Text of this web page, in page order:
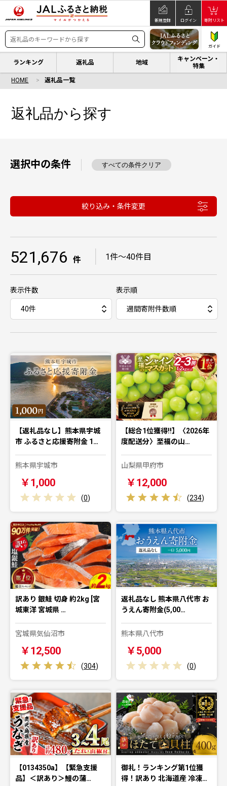
新規登録 ログイン 寄附リスト
ガイド
ランキング 返礼品 地域
キャンペーン・
特集
HOME 返礼品一覧
返礼品から探す
選択中の条件 すべての条件クリア
絞り込み・条件変更
521,676 件 1件〜40件目
表示件数 表示順
【返礼品なし】熊本県宇城
市 ふるさと応援寄附金 1…
熊本県宇城市
￥1,000
(0)
【総合1位獲得!!】〈2026年
度配送分〉至福の山…
山梨県甲府市
￥12,000
(234)
訳あり 銀鮭 切身 約2kg [宮
城東洋 宮城県 …
宮城県気仙沼市
￥12,500
(304)
返礼品なし 熊本県八代市 お
うえん寄附金(5,00…
熊本県八代市
￥5,000
(0)
【0134350a】【緊急支援
品】＜訳あり＞鰻の蒲…
御礼！ランキング第1位獲
得！訳あり 北海道産 冷凍…